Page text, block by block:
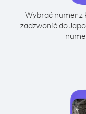
Wybrać numer
zadzwonić do